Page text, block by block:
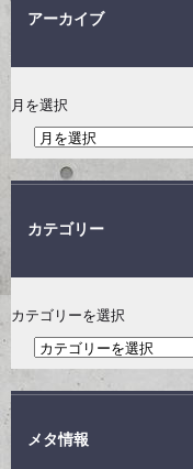
アーカイブ
月を選択
カテゴリー
カテゴリーを選択
メタ情報